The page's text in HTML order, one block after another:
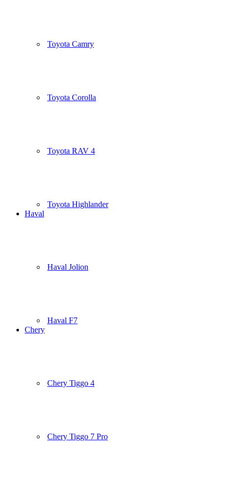
Toyota Camry
Toyota Corolla
Toyota RAV 4
Toyota Highlander
Haval
Haval Jolion
Haval F7
Chery
Chery Tiggo 4
Chery Tiggo 7 Pro